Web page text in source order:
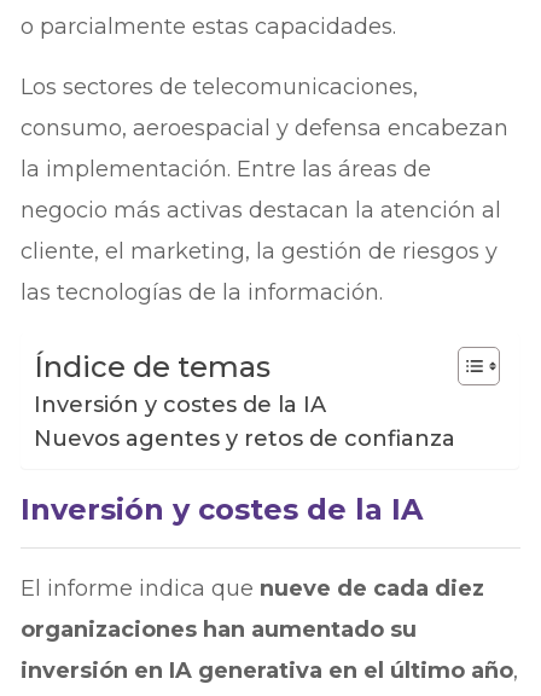
o parcialmente estas capacidades.
Los sectores de telecomunicaciones,
consumo, aeroespacial y defensa encabezan
la implementación. Entre las áreas de
negocio más activas destacan la atención al
cliente, el marketing, la gestión de riesgos y
las tecnologías de la información.
Índice de temas
Inversión y costes de la IA
Nuevos agentes y retos de confianza
Inversión y costes de la IA
El informe indica que nueve de cada diez
organizaciones han aumentado su
inversión en IA generativa en el último año,